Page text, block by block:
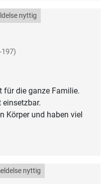
nyttig
197)
für die ganze Familie.
Körper und haben viel
nyttig